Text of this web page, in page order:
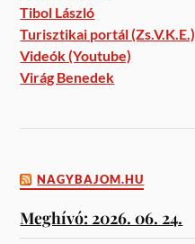
Tibol László
Turisztikai portál (Zs.V.K.E.)
Videók (Youtube)
Virág Benedek
NAGYBAJOM.HU
Meghívó: 2026. 06. 24.